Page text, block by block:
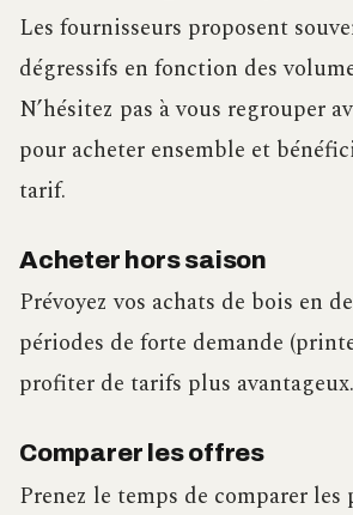
Les fournisseurs proposent
dégressifs en fonction des
N’hésitez pas à vous regrouper
pour acheter ensemble et
tarif.
Acheter hors saison
Prévoyez vos achats de bois en
périodes de forte demande
profiter de tarifs plus avantageux.
Comparer les offres
Prenez le temps de comparer les